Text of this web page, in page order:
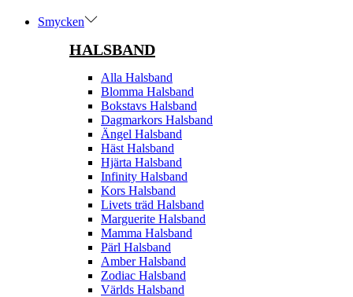
Smycken
HALSBAND
Alla Halsband
Blomma Halsband
Bokstavs Halsband
Dagmarkors Halsband
Ängel Halsband
Häst Halsband
Hjärta Halsband
Infinity Halsband
Kors Halsband
Livets träd Halsband
Marguerite Halsband
Mamma Halsband
Pärl Halsband
Amber Halsband
Zodiac Halsband
Världs Halsband